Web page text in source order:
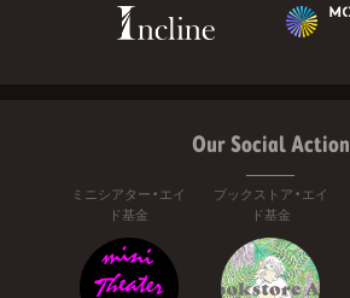
Our Social Action
ミニシアター・エイ
ド基金
ブックストア・エイ
ド基金